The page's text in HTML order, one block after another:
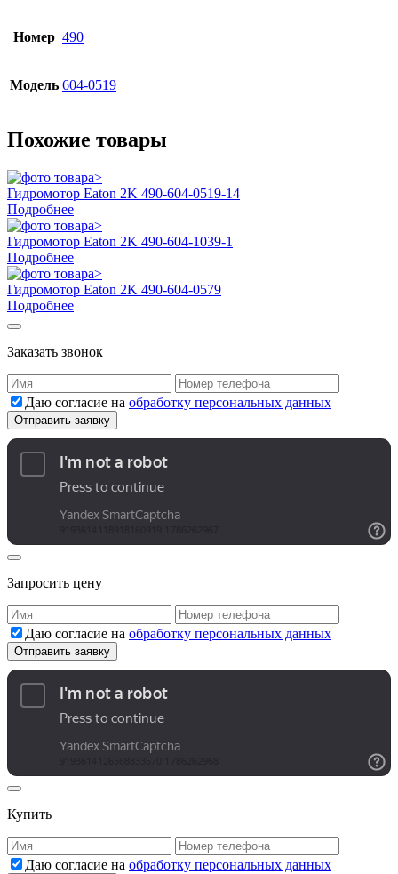
Номер 490
Модель 604-0519
Похожие товары
Гидромотор Eaton 2K 490-604-0519-14
Подробнее
Гидромотор Eaton 2K 490-604-1039-1
Подробнее
Гидромотор Eaton 2K 490-604-0579
Подробнее
Заказать звонок
Даю согласие на обработку персональных данных
Запросить цену
Даю согласие на обработку персональных данных
Купить
Даю согласие на обработку персональных данных